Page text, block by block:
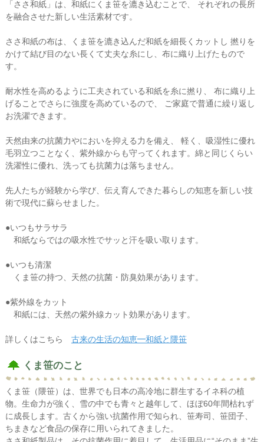
「ささ和紙」は、和紙にくま笹を漉き込むことで、 それぞれの長所
を融合させた新しい生活素材です。
ささ和紙の布は、くま笹を漉き込んだ和紙を細長くカットし 撚りを
かけて結び目のない長くて丈夫な糸にし、布に織り上げたもので
す。
耐水性を高めるように工夫されている和紙を糸に撚り、 布に織り上
げることでさらに強度を高めているので、 ご家庭で普通に繰り返し
お洗濯できます。
天然由来の抗菌力やにおいを抑える力を備え、 軽く、吸湿性に優れ
毛羽立つことなく、紫外線からも守ってくれます。綿と同じくらい
洗濯性に優れ、洗っても抗菌力は落ちません。
先人たちが経験から学び、伝え育んできた暮らしの知恵を新しい技
術で現代に蘇らせました。
●いつもサラサラ
和紙ならではの吸水性でサッと汗を吸い取ります。
●いつも清潔
くま笹の持つ、天然の抗菌・防臭効果があります。
●紫外線をカット
和紙には、天然の紫外線カット効果があります。
詳しくはこちら 古来の生活の知恵━和紙と隈笹
くま笹のこと
くま笹（隈笹）は、世界でも日本の高冷地に群生するイネ科の植
物。生命力が強く、雪の中でも青々と越年して、ほぼ60年間枯れず
に成長します。古くから強い抗菌作用で知られ、笹寿司、笹団子、
ちまきなど食品の保存に用いられてきました。